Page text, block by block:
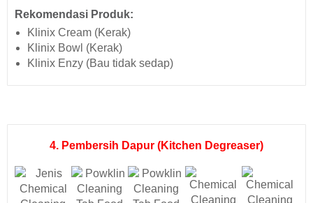
Rekomendasi Produk:
Klinix Cream (Kerak)
Klinix Bowl (Kerak)
Klinix Enzy (Bau tidak sedap)
4. Pembersih Dapur (Kitchen Degreaser)